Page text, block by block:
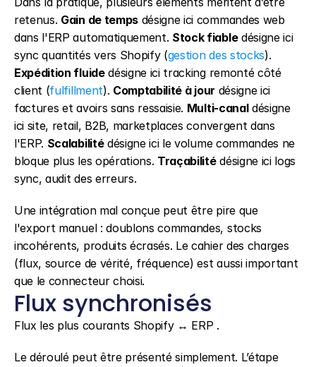
retenus. Gain de temps désigne ici commandes web
dans l'ERP automatiquement. Stock fiable désigne ici
sync quantités vers Shopify (gestion des stocks
Expédition fluide désigne ici tracking remonté côté
client (fulfillment). Comptabilité à jour désigne ici
factures et avoirs sans ressaisie. Multi-canal désigne
ici site, retail, B2B, marketplaces convergent dans
l'ERP. Scalabilité désigne ici le volume commandes ne
bloque plus les opérations. Traçabilité désigne ici logs
sync, audit des erreurs.
Une intégration mal conçue peut être pire que
l'export manuel : doublons commandes, stocks
incohérents, produits écrasés. Le cahier des charges
(flux, source de vérité, fréquence) est aussi important
que le connecteur choisi.
Flux synchronisés
Flux les plus courants Shopify ↔ ERP .
Le déroulé peut être présenté simplement. L’étape